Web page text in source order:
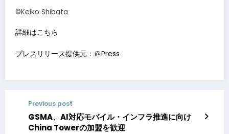
©Keiko Shibata
詳細はこちら
プレスリリース提供元：＠Press
Previous post
GSMA、AI対応モバイル・インフラ推進に向け
China Towerの加盟を歓迎